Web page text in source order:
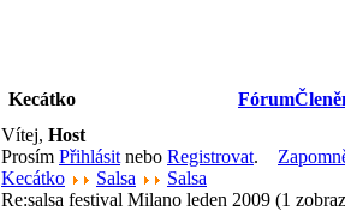
Kecátko Fórum
Vítej, Host
Prosím Přihlásit nebo Registrovat.
Kecátko
Salsa
Salsa
Re:salsa festival Milano leden 2009 (1